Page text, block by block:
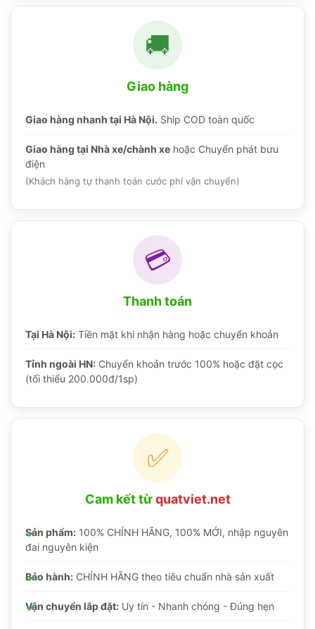
🚚
Giao hàng
Giao hàng nhanh tại Hà Nội. Ship COD toàn quốc
Giao hàng tại Nhà xe/chành xe hoặc Chuyển phát bưu
điện
(Khách hàng tự thanh toán cước phí vận chuyển)
💳
Thanh toán
Tại Hà Nội: Tiền mặt khi nhận hàng hoặc chuyển khoản
Tỉnh ngoài HN: Chuyển khoản trước 100% hoặc đặt cọc
(tối thiểu 200.000đ/1sp)
✅
Cam kết từquatviet.net
Sản phẩm: 100% CHÍNH HÃNG, 100% MỚI, nhập nguyên
đai nguyên kiện
Bảo hành: CHÍNH HÃNG theo tiêu chuẩn nhà sản xuất
Vận chuyển lắp đặt: Uy tín - Nhanh chóng - Đúng hẹn